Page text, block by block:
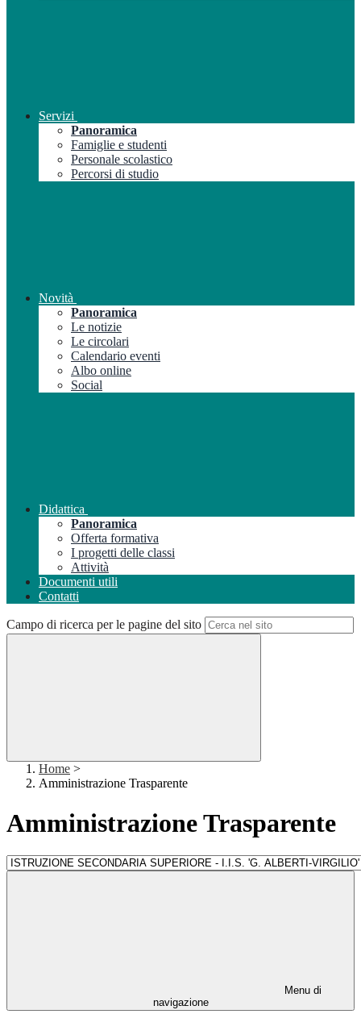
Servizi
Panoramica
Famiglie e studenti
Personale scolastico
Percorsi di studio
Novità
Panoramica
Le notizie
Le circolari
Calendario eventi
Albo online
Social
Didattica
Panoramica
Offerta formativa
I progetti delle classi
Attività
Documenti utili
Contatti
Campo di ricerca per le pagine del sito
Home >
Amministrazione Trasparente
Amministrazione Trasparente
Menu di
navigazione